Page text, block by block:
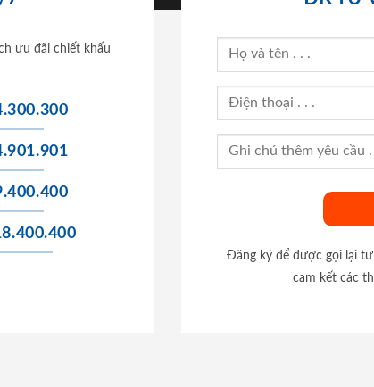
ưu đãi chiết khấu
Đăng ký để được gọi lại
cam kết các